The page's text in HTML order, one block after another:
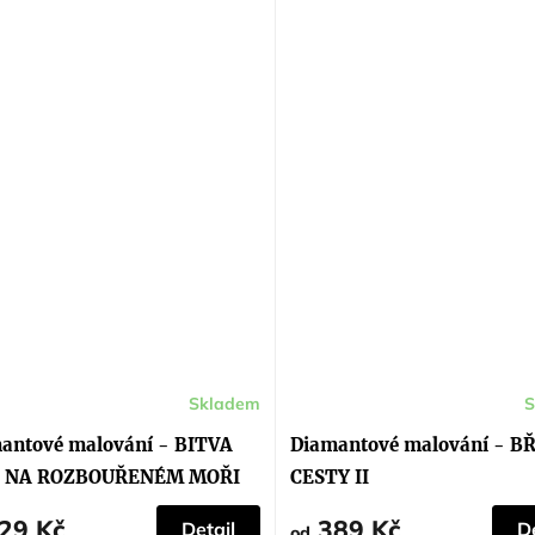
malování - BITVA
ROZBOUŘENÉM MOŘI
Skladem
Kč Detail
Diamantové malování -
CESTY II
produktu
je
5,0
z
hvězdiček.
389 Kč